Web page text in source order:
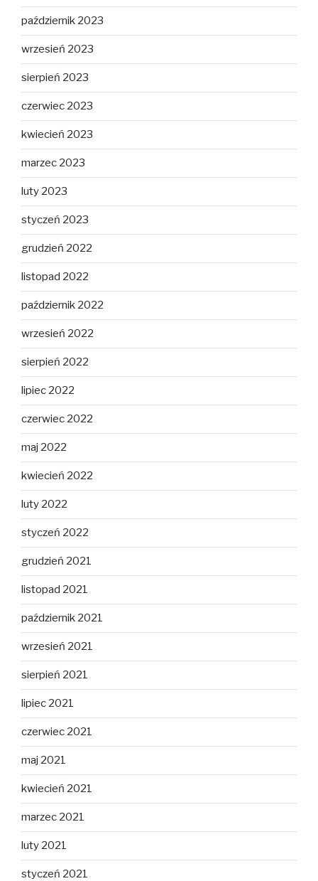
październik 2023
wrzesień 2023
sierpień 2023
czerwiec 2023
kwiecień 2023
marzec 2023
luty 2023
styczeń 2023
grudzień 2022
listopad 2022
październik 2022
wrzesień 2022
sierpień 2022
lipiec 2022
czerwiec 2022
maj 2022
kwiecień 2022
luty 2022
styczeń 2022
grudzień 2021
listopad 2021
październik 2021
wrzesień 2021
sierpień 2021
lipiec 2021
czerwiec 2021
maj 2021
kwiecień 2021
marzec 2021
luty 2021
styczeń 2021